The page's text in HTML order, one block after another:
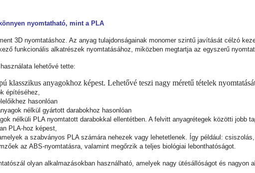
nyomtatható, mint a PLA
3D nyomtatáshoz. Az anyag tulajdonságainak monomer szintű javítását célzó
funkcionális alkatrészek nyomtatásához, miközben megtartja az egyszerű
lehetővé tette:
klasszikus anyagokhoz képest. Lehetővé teszi nagy méretű tételek
építéséhez,
hasonlóan
nélkül gyártott darabokhoz hasonlóan
nélküli PLA nyomtatott darabokkal ellentétben. A felvitt anyagrétegek közötti jobb
PLA-hoz képest,
a szabványos PLA számára nehezek vagy lehetetlenek. Így például:
az ABS-nyomtatásra, valamint megőrzik a teljes biológiai lebonthatóságot.
olyan alkalmazásokban használható, amelyek nagy ütésállóságot és